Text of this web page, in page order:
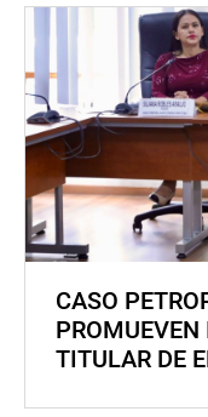
CASO
TITULAR DE